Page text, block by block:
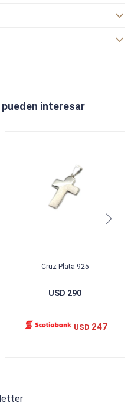
interesar
Cruz Plata 925
USD 290
USD 247